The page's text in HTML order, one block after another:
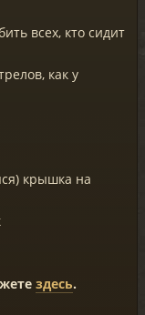
всех, кто сидит
как у
крышка на
здесь.